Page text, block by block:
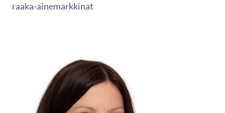
raaka-ainemarkkinat